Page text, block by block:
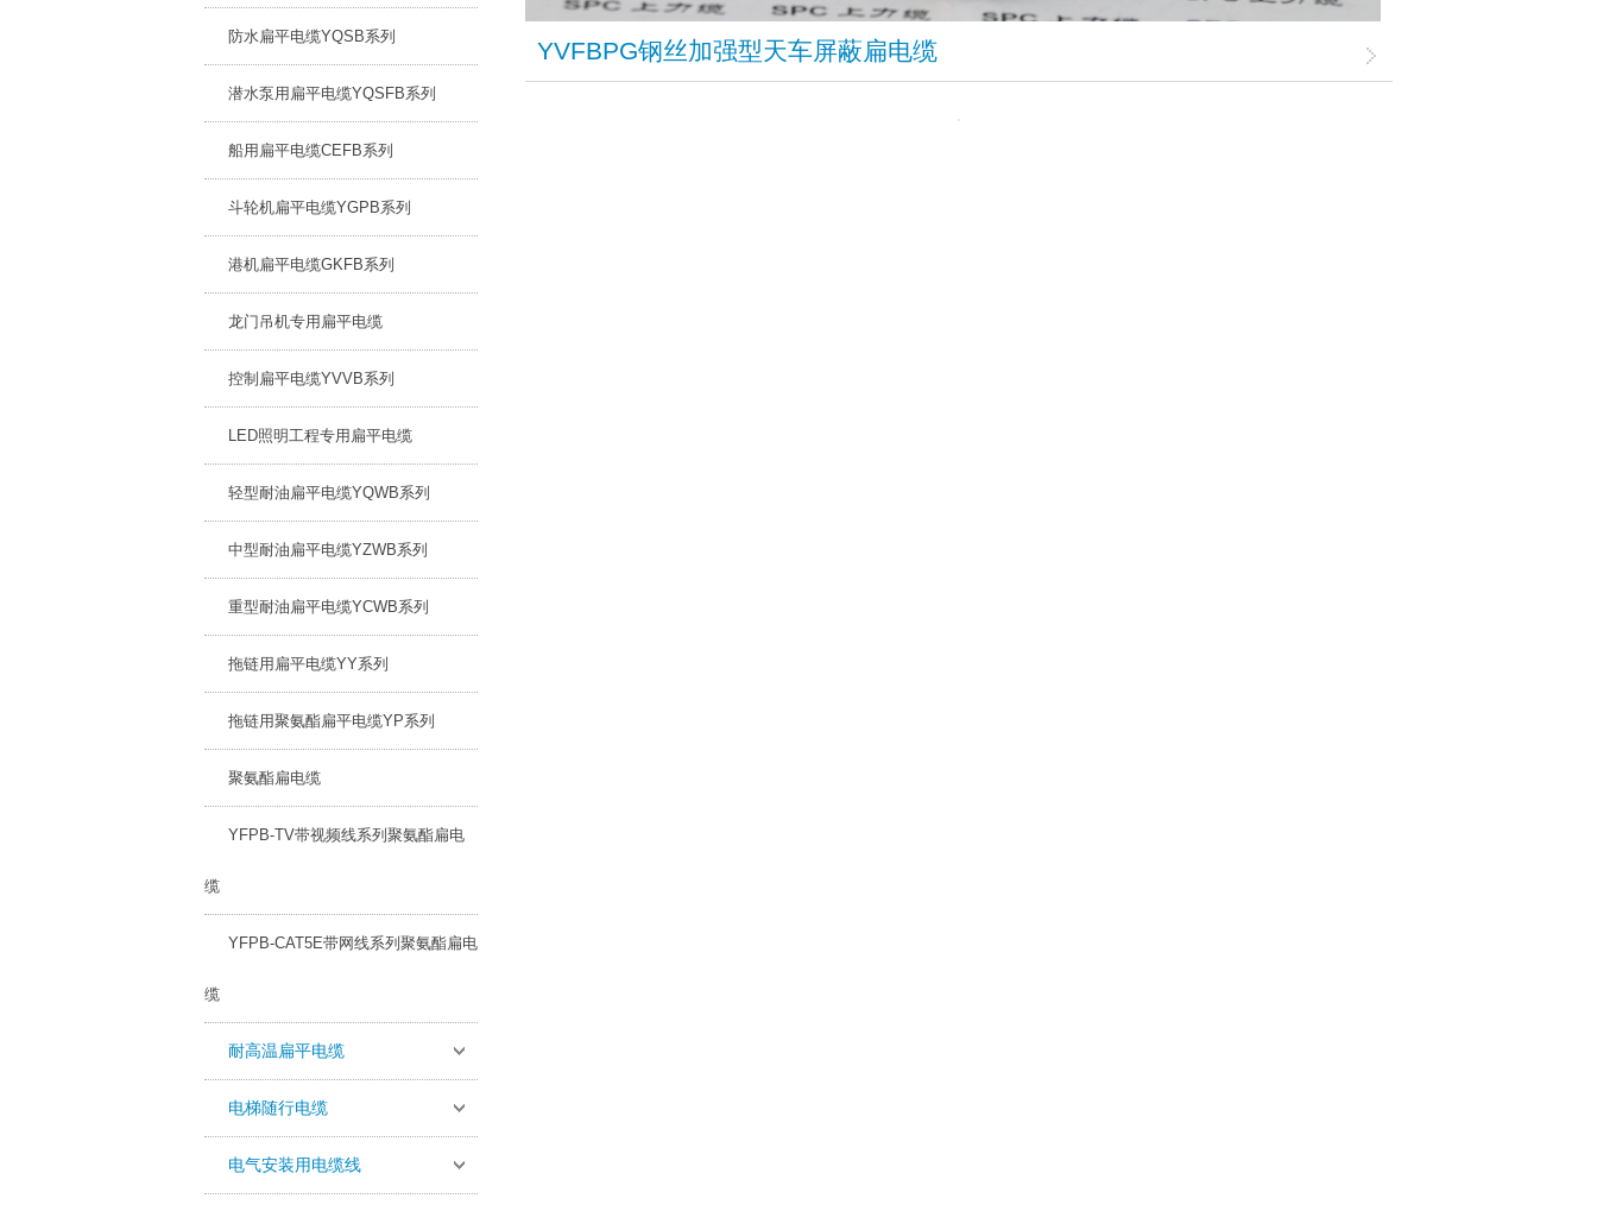
防水扁平电缆YQSB系列
潜水泵用扁平电缆YQSFB系列
船用扁平电缆CEFB系列
斗轮机扁平电缆YGPB系列
港机扁平电缆GKFB系列
龙门吊机专用扁平电缆
控制扁平电缆YVVB系列
LED照明工程专用扁平电缆
轻型耐油扁平电缆YQWB系列
中型耐油扁平电缆YZWB系列
重型耐油扁平电缆YCWB系列
拖链用扁平电缆YY系列
拖链用聚氨酯扁平电缆YP系列
聚氨酯扁电缆
YFPB-TV带视频线系列聚氨酯扁电
缆
YFPB-CAT5E带网线系列聚氨酯扁电
缆
耐高温扁平电缆
电梯随行电缆
电气安装用电缆线
​YVFBPG钢丝加强型天车屏蔽扁电缆